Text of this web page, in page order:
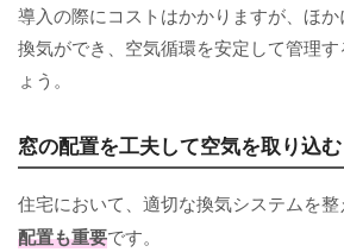
導入の際にコストはかかりますが、ほ
換気ができ、空気循環を安定して管理
ょう。
窓の配置を工夫して空気を取り込む
住宅において、適切な換気システムを整
配置も重要です。